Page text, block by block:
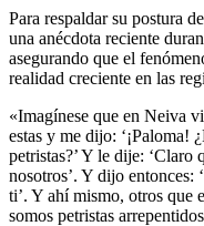
Para respaldar su postura
una anécdota reciente
asegurando que el
realidad creciente en las
«Imagínese que en Neiva
estas y me dijo: ‘¡Paloma!
petristas?’ Y le dije: ‘Claro
nosotros’. Y dijo entonces:
ti’. Y ahí mismo, otros que
somos petristas